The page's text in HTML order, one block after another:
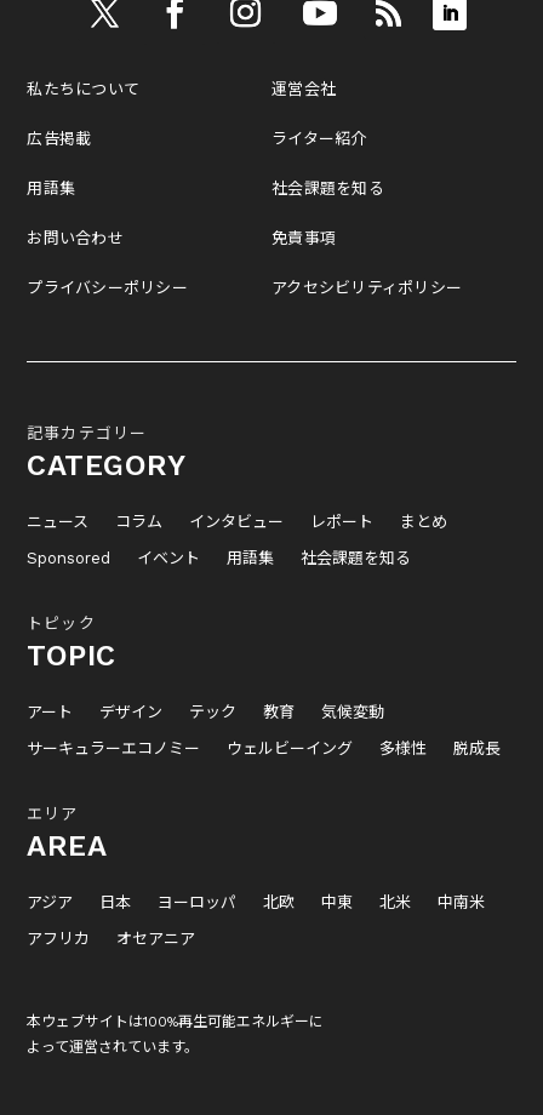
私たちについて
広告掲載
用語集
お問い合わせ
プライバシーポリシー
運営会社
ライター紹介
社会課題を知る
免責事項
アクセシビリティポリシー
記事カテゴリー
CATEGORY
ニュース コラム インタビュー レポート
まとめ
Sponsored
イベント 用語集 社会課題を知る
トピック
TOPIC
アート デザイン テック 教育
気候変動
サーキュラーエコノミー
ウェルビーイング 多様性 脱成長
エリア
AREA
アジア 日本 ヨーロッパ 北欧 中東 北米
中南米
アフリカ
オセアニア
本ウェブサイトは100%再生可能エネルギーに
よって運営されています。